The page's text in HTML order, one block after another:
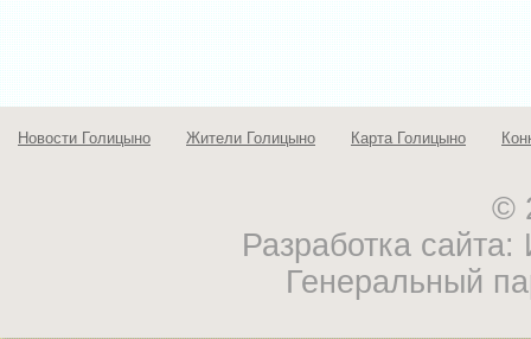
Новости Голицыно Жители Голицыно Карта Голицыно
©
Разработка
Генеральный